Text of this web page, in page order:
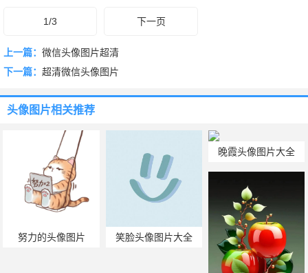
1/3 下一页
上一篇： 微信头像图片超清
下一篇： 超清微信头像图片
头像图片相关推荐
努力的头像图片 笑脸头像图片大全
晚霞头像图片大全